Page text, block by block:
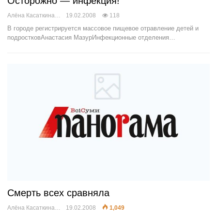
19.02.2008 118
В городе регистрируется массовое пищевое отравление детей и
подростковАнастасия МазурИнфекционные отделения…
Смерть всех сравняла
Алёна Касаткина 19.02.2008 1,049